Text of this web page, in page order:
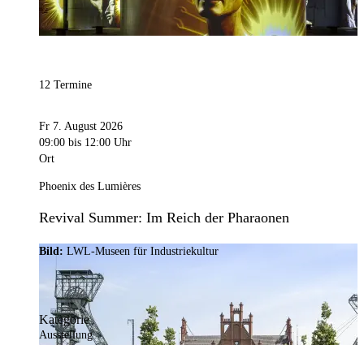
12 Termine
Fr 7. August 2026
09:00 bis 12:00 Uhr
Ort
Phoenix des Lumières
Revival Summer: Im Reich der Pharaonen
Bild: LWL-Museen für Industriekultur
Kategorie
Ausstellung